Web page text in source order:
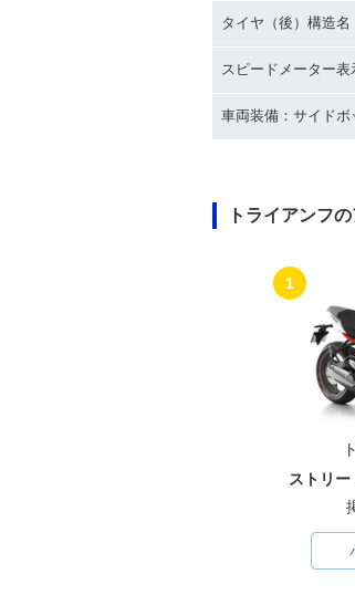
タイヤ（後）構造名
スピードメーター表
車両装備：サイドボ
トライアンフ
1
ストリ